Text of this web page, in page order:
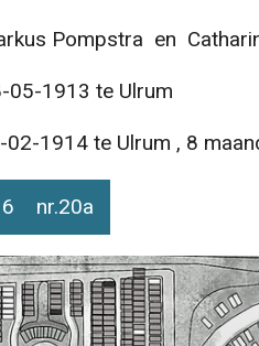
Pompstra en
1913 te Ulrum
1914 te Ulrum , 8
nr.20a